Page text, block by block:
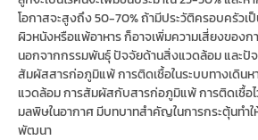
โอกาสจะสูงถึง 50-70% ถ้ามีประวัติครอบครัวเ
ผิวหนังหรือแพ้อาหาร ก็อาจเพิ่มความเสี่ยงของก
นอกจากกรรมพันธุ์ ปัจจัยด้านสิ่งแวดล้อม และปั
สัมผัสสารก่อภูมิแพ้ การติดเชื้อในระบบทางเดินห
แวดล้อม การสัมผัสกับสารก่อภูมิแพ้ การติดเชื้อไ
มลพิษในอากาศ มีบทบาทสำคัญในการกระตุ้นทำใ
พัฒนา